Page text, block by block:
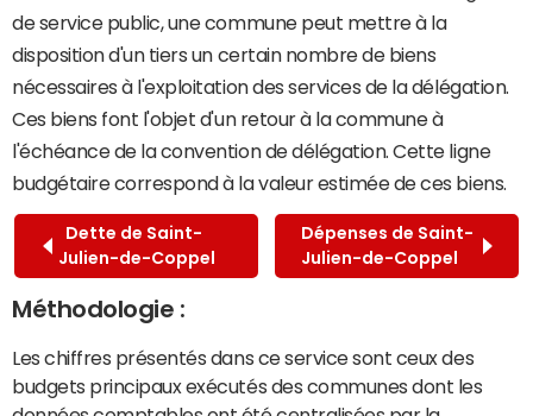
de service public, une commune peut mettre à la
disposition d'un tiers un certain nombre de biens
nécessaires à l'exploitation des services de la délégation.
Ces biens font l'objet d'un retour à la commune à
l'échéance de la convention de délégation. Cette ligne
budgétaire correspond à la valeur estimée de ces biens.
Dette de Saint-
Julien-de-Coppel
Dépenses de Saint-
Julien-de-Coppel
Méthodologie :
Les chiffres présentés dans ce service sont ceux des
budgets principaux exécutés des communes dont les